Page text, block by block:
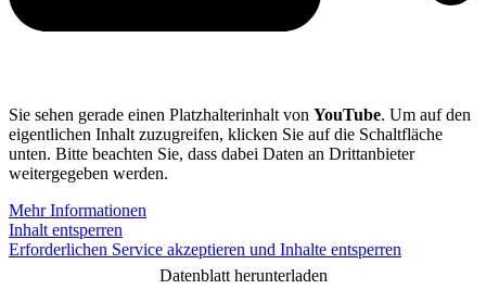
Sie sehen gerade einen Platzhalterinhalt von YouTube. Um auf den
eigentlichen Inhalt zuzugreifen, klicken Sie auf die Schaltfläche
unten. Bitte beachten Sie, dass dabei Daten an Drittanbieter
weitergegeben werden.
Mehr Informationen
Inhalt entsperren
Erforderlichen Service akzeptieren und Inhalte entsperren
Datenblatt herunterladen